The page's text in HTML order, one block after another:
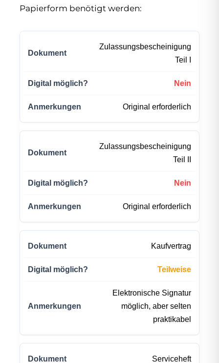
Papierform benötigt werden:
Zulassungsbescheinigung
Teil I
Nein
Original erforderlich
Zulassungsbescheinigung
Teil II
Nein
Original erforderlich
Kaufvertrag
Teilweise
Elektronische Signatur
möglich, aber selten
praktikabel
Serviceheft